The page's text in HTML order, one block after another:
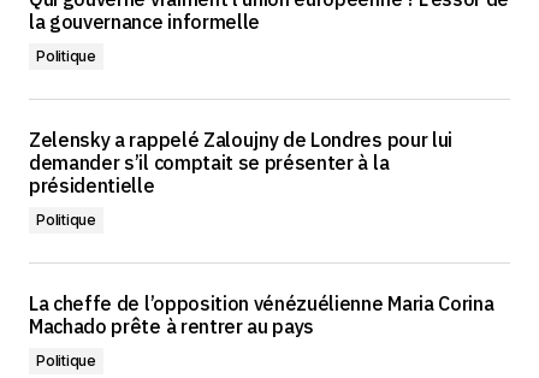
la gouvernance informelle
Politique
Zelensky a rappelé Zaloujny de Londres pour lui
demander s’il comptait se présenter à la
présidentielle
Politique
La cheffe de l’opposition vénézuélienne Maria Corina
Machado prête à rentrer au pays
Politique